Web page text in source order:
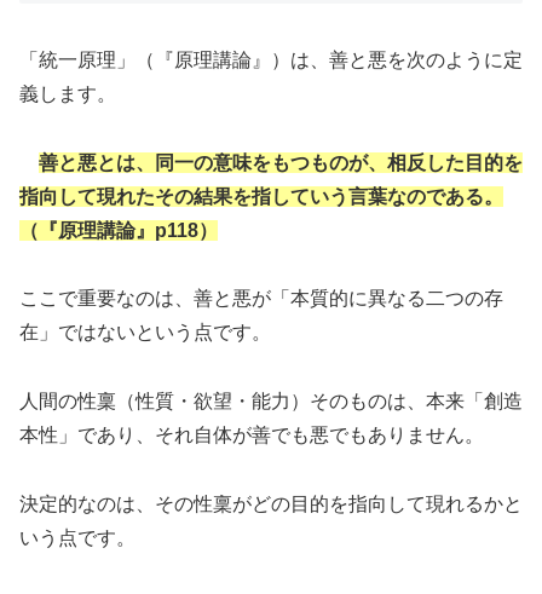
「統一原理」（『原理講論』）は、善と悪を次のように定
義します。
善と悪とは、同一の意味をもつものが、相反した目的を
指向して現れたその結果を指していう言葉なのである。
（『原理講論』p118）
ここで重要なのは、善と悪が「本質的に異なる二つの存
在」ではないという点です。
人間の性稟（性質・欲望・能力）そのものは、本来「創造
本性」であり、それ自体が善でも悪でもありません。
決定的なのは、その性稟がどの目的を指向して現れるかと
いう点です。